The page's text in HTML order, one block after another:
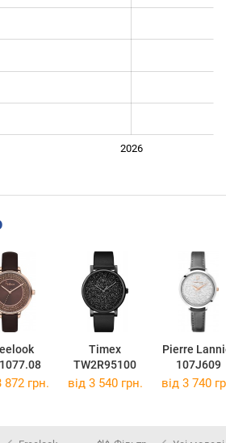
2026
Timex
TW2R95100
Pierre
107J609
872 грн. від 3 540 грн. від 3 740